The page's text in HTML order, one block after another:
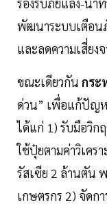
พัฒนาระบบเตือน
และลดความเสี่ย
ขณะเดียวกัน กระ
ด่วน” เพื่อแก้ปัญห
ได้แก่ 1) รับมือวิก
ใช้ปุ๋ยตามค่าวิเคร
รัสเซีย 2 ล้านตัน
เกษตรกร 2) จัดก